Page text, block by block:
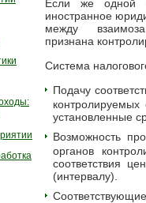
Если же одной
иностранное
между
признана
Система
Подачу
установленные
Возможность
органов
соответствия
(интервалу).